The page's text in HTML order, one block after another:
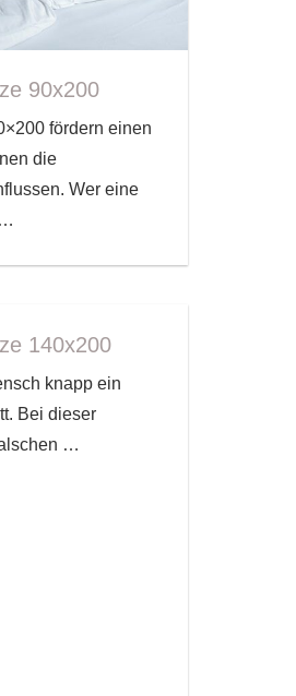
90x200
fördern einen
die
Wer eine
…
140x200
knapp ein
Bei dieser
…